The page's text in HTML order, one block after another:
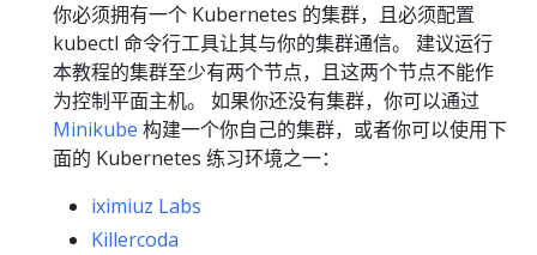
你必须拥有一个 Kubernetes 的集群，且必须配置
kubectl 命令行工具让其与你的集群通信。 建议运行
本教程的集群至少有两个节点，且这两个节点不能作
为控制平面主机。 如果你还没有集群，你可以通过
Minikube 构建一个你自己的集群，或者你可以使用下
面的 Kubernetes 练习环境之一：
iximiuz Labs
Killercoda